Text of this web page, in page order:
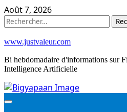
Skip
to
Août 7, 2026
Rechercher :
www.justvaleur.com
Bi hebdomadaire d'informations sur
Intelligence Artificielle